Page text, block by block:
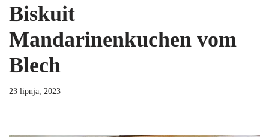
Biskuit
Mandarinenkuchen vom
Blech
23 lipnja, 2023